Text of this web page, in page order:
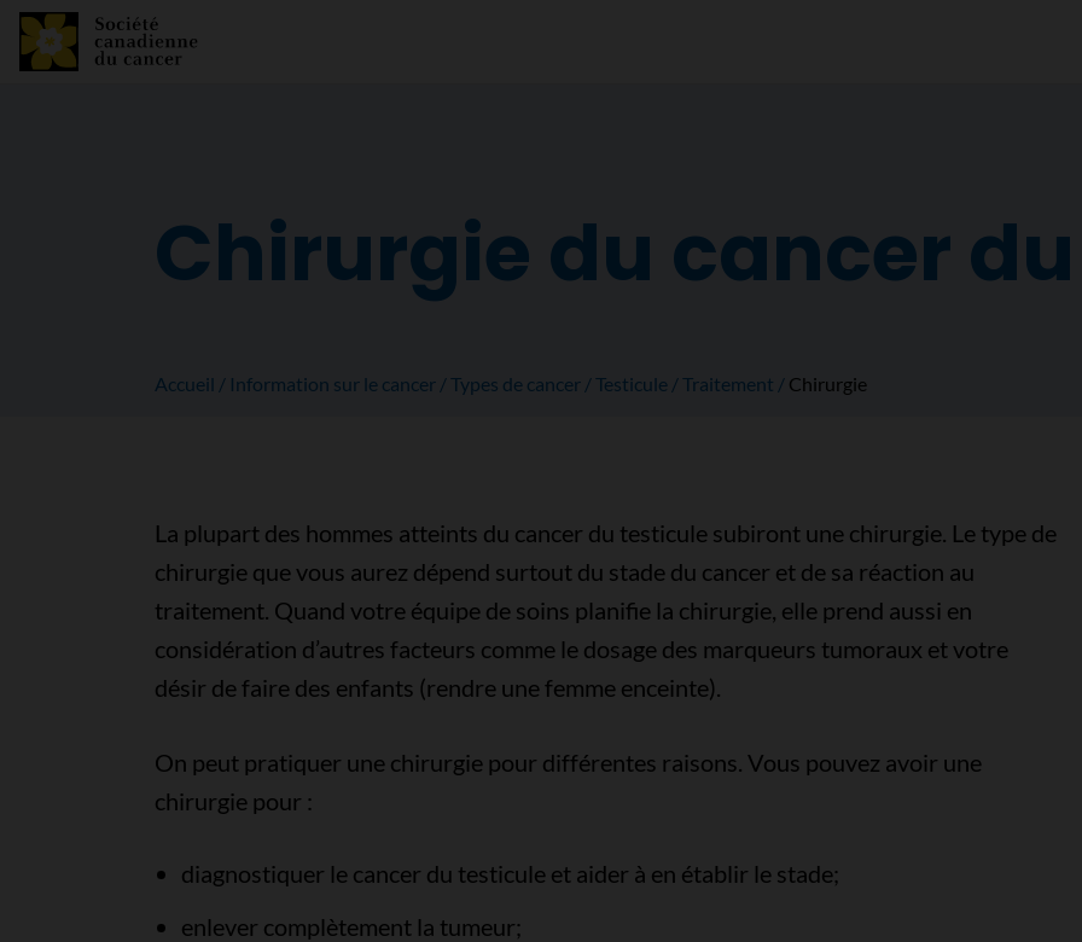
Chirurgie du cancer
Accueil Information sur le cancer Types de cancer Testicule Traitement Chirurgie
La plupart des hommes atteints du cancer du testicule subiront une chirurgie. Le type de
chirurgie que vous aurez dépend surtout du stade du cancer et de sa réaction au
traitement. Quand votre équipe de soins planifie la chirurgie, elle prend aussi en
considération d’autres facteurs comme le dosage des marqueurs tumoraux et votre
désir de faire des enfants (rendre une femme enceinte).
On peut pratiquer une chirurgie pour différentes raisons. Vous pouvez avoir une
chirurgie pour :
diagnostiquer le cancer du testicule et aider à en établir le stade;
enlever complètement la tumeur;